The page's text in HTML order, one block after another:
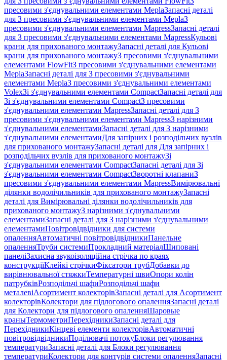
пресовими з'єднувальними елементами MeplaЗапасні деталі
для З пресовими з'єднувальними елементами MeplaЗ
пресовими з'єднувальними елементами MapressЗапасні деталі
для З пресовими з'єднувальними елементами MapressКульові
крани для прихованого монтажуЗапасні деталі для Кульові
крани для прихованого монтажуЗ пресовими з'єднувальними
елементами FlowFitЗ пресовими з'єднувальними елементами
MeplaЗапасні деталі для З пресовими з'єднувальними
елементами MeplaЗ пресовими з'єднувальними елементами
VolexЗі з'єднувальними елементами CompactЗапасні деталі для
Зі з'єднувальними елементами CompactЗ пресовими
з'єднувальними елементами MapressЗапасні деталі для З
пресовими з'єднувальними елементами MapressЗ нарізними
з'єднувальними елементамиЗапасні деталі для З нарізними
з'єднувальними елементамиДля запірних і розподільчих вузлів
для прихованого монтажуЗапасні деталі для Для запірних і
розподільчих вузлів для прихованого монтажуЗі
з'єднувальними елементами CompactЗапасні деталі для Зі
з'єднувальними елементами CompactЗворотні клапаниЗ
пресовими з'єднувальними елементами MapressВимірювальні
ділянки водолічильників для прихованого монтажуЗапасні
деталі для Вимірювальні ділянки водолічильників для
прихованого монтажуЗ нарізними з'єднувальними
елементамиЗапасні деталі для З нарізними з'єднувальними
елементамиПовітровідвідники для системи
опаленняАвтоматичні повітровідвідникиПанельне
опаленняТруби системиПрокладний матеріалШиповані
панеліЗахисна звукоізоляційна стрічка по краях
конструкціїКлейкі стрічкиФіксатори трубДобавки до
вирівнювальної стяжкиТемпературні швиОпори колін
патрубківРозподільчі шафиРозподільчі шафи
металевіАсортимент колекторівЗапасні деталі для Асортимент
колекторівКолектори для підлогового опаленняЗапасні деталі
для Колектори для підлогового опаленняШаровые
краныТермометриПерехідникиЗапасні деталі для
ПерехідникиКінцеві елементи колекторівАвтоматичні
повітровідвідникиПоділювачі потокуБлоки регулювання
температуриЗапасні деталі для Блоки регулювання
температуриКолектори для контурів системи опаленняЗапасні